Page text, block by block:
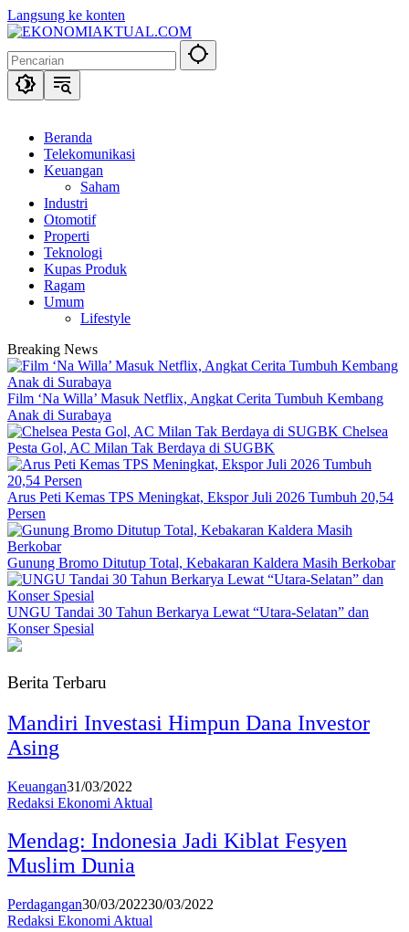
Langsung ke konten
Beranda
Telekomunikasi
Keuangan
Saham
Industri
Otomotif
Properti
Teknologi
Kupas Produk
Ragam
Umum
Lifestyle
Breaking News
Film ‘Na Willa’ Masuk Netflix, Angkat Cerita Tumbuh Kembang
Anak di Surabaya
Chelsea
Pesta Gol, AC Milan Tak Berdaya di SUGBK
Arus Peti Kemas TPS Meningkat, Ekspor Juli 2026 Tumbuh 20,54
Persen
Gunung Bromo Ditutup Total, Kebakaran Kaldera Masih Berkobar
UNGU Tandai 30 Tahun Berkarya Lewat “Utara-Selatan” dan
Konser Spesial
Berita Terbaru
Mandiri Investasi Himpun Dana Investor
Asing
Keuangan31/03/2022
Redaksi Ekonomi Aktual
Mendag: Indonesia Jadi Kiblat Fesyen
Muslim Dunia
Perdagangan30/03/202230/03/2022
Redaksi Ekonomi Aktual